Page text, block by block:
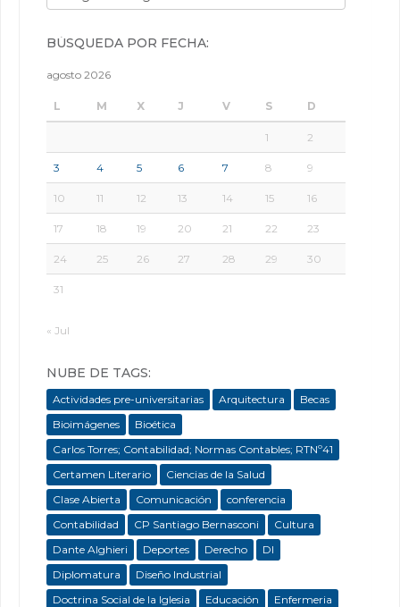
BÚSQUEDA POR FECHA:
agosto 2026
L M X J V S D
1 2
3 4 5 6 7 8 9
10 11 12 13 14 15 16
17 18 19 20 21 22 23
24 25 26 27 28 29 30
31
« Jul
NUBE DE TAGS:
Actividades pre-universitarias Arquitectura
Becas
Bioimágenes
Bioética
Carlos Torres; Contabilidad; Normas Contables; RTNº41
Certamen Literario
Ciencias de la Salud
Clase Abierta
Comunicación
conferencia
Contabilidad
CP Santiago Bernasconi
Cultura
Dante Alghieri
Deportes Derecho
DI
Diplomatura
Diseño Industrial
Doctrina Social de la Iglesia
Educación
Enfermeria